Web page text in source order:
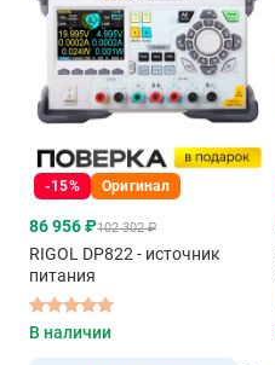
-15% Оригинал
86 956 ₽102 302 ₽
RIGOL DP822 - источник
питания
В наличии